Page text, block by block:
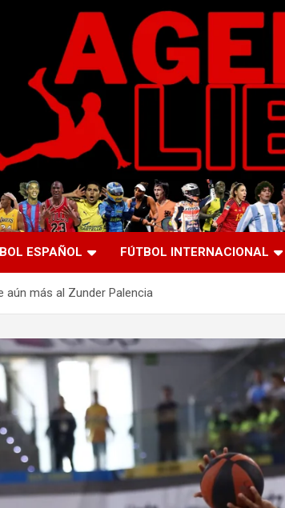
ESPAÑOL FÚTBOL INTERNACIONAL
aún más al Zunder Palencia